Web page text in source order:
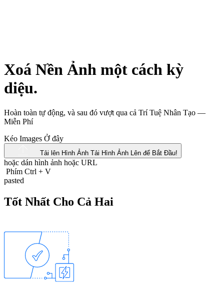
Xoá Nền Ảnh một cách kỳ
diệu.
Hoàn toàn tự động, và sau đó vượt qua cả Trí Tuệ Nhân Tạo —
Miễn Phí
Kéo Images Ở đây
Tải lên Hình Ảnh Tải Hình Ảnh Lên để Bắt Đầu!
hoặc dán hình ảnh hoặc URL
Phím Ctrl + V
pasted
Tốt Nhất Cho Cả Hai